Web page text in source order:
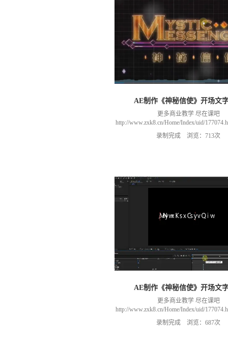
AE制作《神秘信使》开场文
更多商业教学 尽在课吧
http://www.zxk8.cn/Home/Index/uid/
以加群(课程所用素材和插件，均在
466106974 群里干货满满 可以加我们导
录制完成 浏览：713次
AE制作《神秘信使》开场文
更多商业教学 尽在课吧
http://www.zxk8.cn/Home/Index/uid/
以加群(课程所用素材和插件，均在
466106974 群里干货满满 可以加我们导
录制完成 浏览：687次